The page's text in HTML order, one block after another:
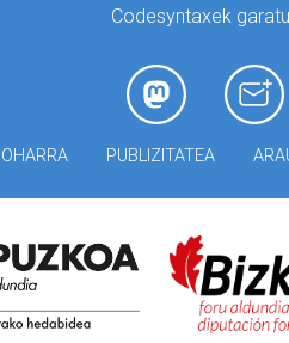
Codesyntaxek
PUBLIZITATEA